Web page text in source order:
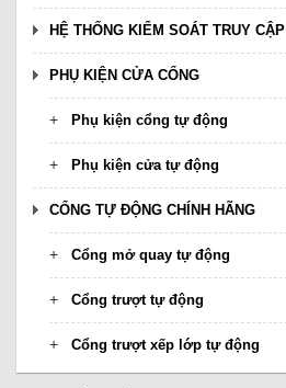
HỆ THỐNG KIỂM SOÁT TRUY CẬP
PHỤ KIỆN CỬA CỔNG
Phụ kiện cổng tự động
Phụ kiện cửa tự động
CỔNG TỰ ĐỘNG CHÍNH HÃNG
Cổng mở quay tự động
Cổng trượt tự động
Cổng trượt xếp lớp tự động